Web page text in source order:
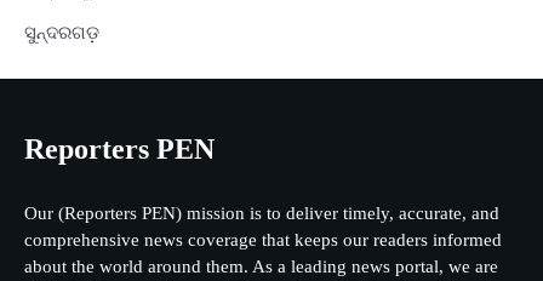
ସୁନ୍ଦରଗଡ଼
Reporters PEN
Our (Reporters PEN) mission is to deliver timely, accurate, and
comprehensive news coverage that keeps our readers informed
about the world around them. As a leading news portal, we are